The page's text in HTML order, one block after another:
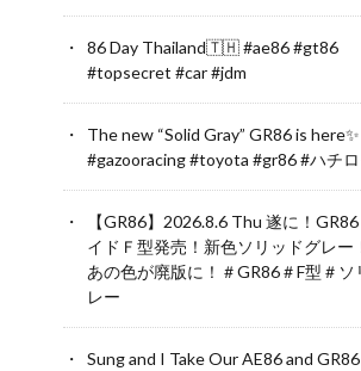
86 Day Thailand🇹🇭 #ae86 #gt86
#topsecret #car #jdm
The new “Solid Gray” GR86 is here✨
#gazooracing #toyota #gr86 #ハチロ
【GR86】2026.8.6 Thu 遂に！
イドＦ型発売！新色ソリッドグレー
あの色が廃版に！＃GR86＃F型＃ソ
レー
Sung and I Take Our AE86 and GR86